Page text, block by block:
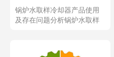
锅炉水取样冷却器产品使用
及存在问题分析锅炉水取样